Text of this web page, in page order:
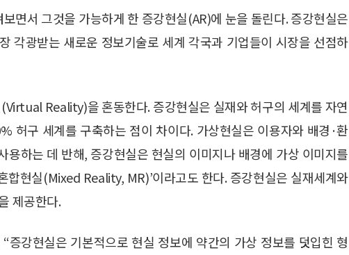
면서 그것을 가능하게 한 증강현실(AR)에 눈을 돌린다. 증강현실은
각광받는 새로운 정보기술로 세계 각국과 기업들이 시장을 선점하
Reality)을 혼동한다. 증강현실은 실재와 허구의 세계를 자연
허구 세계를 구축하는 점이 차이다. 가상현실은 이용자와 배경·환
용하는 데 반해, 증강현실은 현실의 이미지나 배경에 가상 이미지를
합현실(Mixed Reality, MR)’이라고도 한다. 증강현실은 실재세계와
제공한다.
증강현실은 기본적으로 현실 정보에 약간의 가상 정보를 덧입힌 형